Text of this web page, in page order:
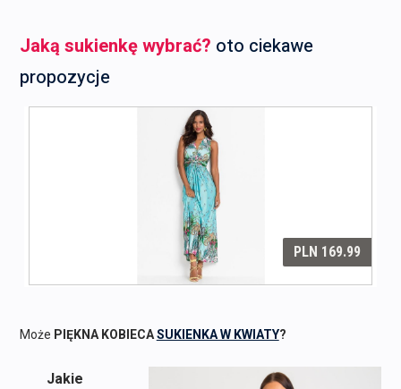
Jaką sukienkę wybrać? oto ciekawe
propozycje
Może PIĘKNA KOBIECASUKIENKA W KWIATY?
Jakie